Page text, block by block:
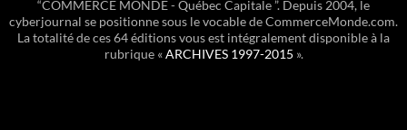
“COMMERCE MONDE - Québec Capitale ”. Depuis 2004, le
cyberjournal se positionne sous le vocable de CommerceMonde.com.
La totalité de ces 64 éditions vous est intégralement disponible à la
rubrique «ARCHIVES 1997-2015 ».